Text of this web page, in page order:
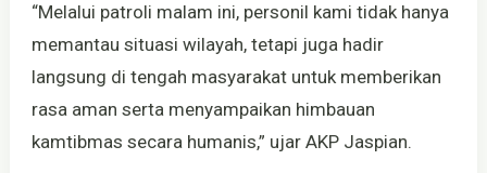
“Melalui patroli malam ini, personil kami tidak hanya
memantau situasi wilayah, tetapi juga hadir
langsung di tengah masyarakat untuk memberikan
rasa aman serta menyampaikan himbauan
kamtibmas secara humanis,” ujar AKP Jaspian.